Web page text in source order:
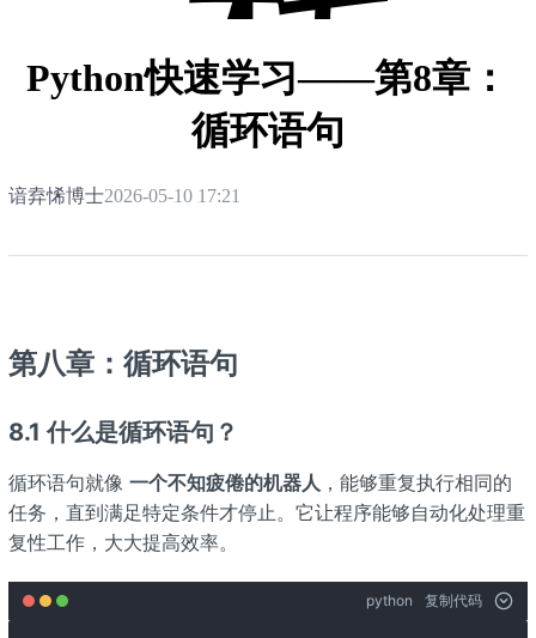
栈
Python快速学习——第8章：
循环语句
谙弆悕博士2026-05-10 17:21
第八章：循环语句
8.1 什么是循环语句？
循环语句就像 一个不知疲倦的机器人 ，能够重复执行相同的
任务，直到满足特定条件才停止。它让程序能够自动化处理重
复性工作，大大提高效率。
python 复制代码